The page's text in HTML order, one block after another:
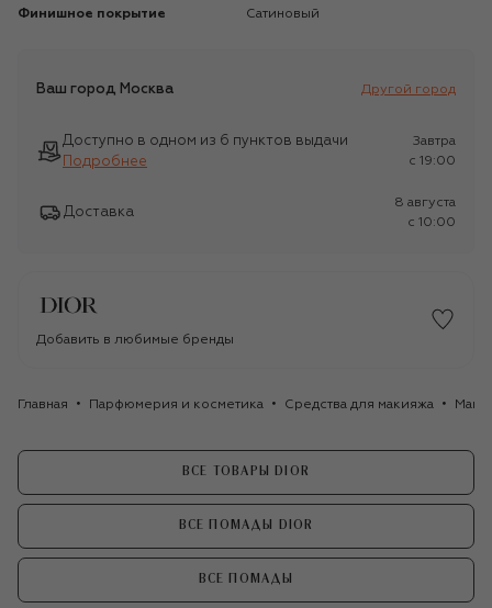
Финишное покрытие Сатиновый
Ваш город Москва Другой город
Доступно в одном из 6 пунктов выдачи
Подробнее
Завтра
c 19:00
Доставка
8 августа
c 10:00
Добавить в любимые бренды
Главная Парфюмерия и косметика Средства для макияжа
ВСЕ ТОВАРЫ DIOR
ВСЕ ПОМАДЫ DIOR
ВСЕ ПОМАДЫ